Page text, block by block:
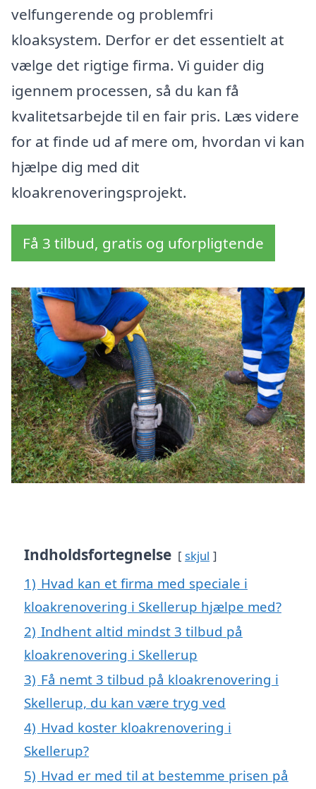
velfungerende og problemfri
kloaksystem. Derfor er det essentielt at
vælge det rigtige firma. Vi guider dig
igennem processen, så du kan få
kvalitetsarbejde til en fair pris. Læs videre
for at finde ud af mere om, hvordan vi kan
hjælpe dig med dit
kloakrenoveringsprojekt.
Få 3 tilbud, gratis og uforpligtende
Indholdsfortegnelse skjul
1) Hvad kan et firma med speciale i
kloakrenovering i Skellerup hjælpe med?
2) Indhent altid mindst 3 tilbud på
kloakrenovering i Skellerup
3) Få nemt 3 tilbud på kloakrenovering i
Skellerup, du kan være tryg ved
4) Hvad koster kloakrenovering i
Skellerup?
5) Hvad er med til at bestemme prisen på